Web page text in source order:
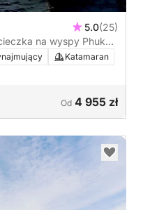
5.0(25)
na wyspy Phuket,
czystą wodęKatamaran
Od 4 955 zł